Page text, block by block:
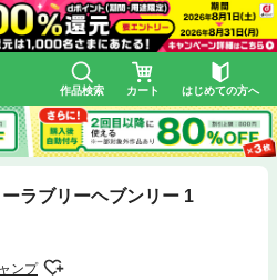
作品検索 カート はじめての方へ
ラブリーヘブンリー 1
ンプ